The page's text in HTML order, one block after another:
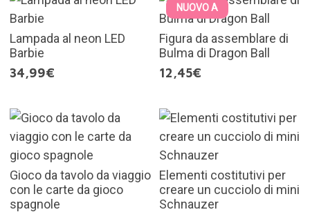
Lampada al neon LED
Barbie
34,99€
NUOVO A
Figura da assemblare di
Bulma di Dragon Ball
12,45€
Gioco da tavolo da viaggio
con le carte da gioco
spagnole
Elementi costitutivi per
creare un cucciolo di mini
Schnauzer